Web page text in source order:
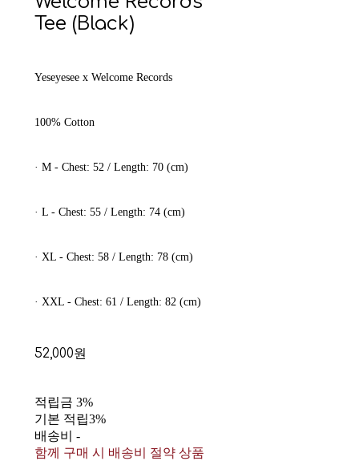
Tee (Black)
Yeseyesee x Welcome Records
100% Cotton
· M - Chest: 52 / Length: 70 (cm)
· L - Chest: 55 / Length: 74 (cm)
· XL - Chest: 58 / Length: 78 (cm)
· XXL - Chest: 61 / Length: 82 (cm)
52,000원
적립금 3%
기본 적립3%
배송비 -
함께 구매 시 배송비 절약 상품